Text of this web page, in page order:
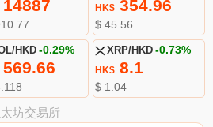
14887 HK$354.96
$ 45.56
HKD -0.29%
569.66
XRP/HKD -0.73%
HK$8.1
$ 1.04
坊交易所